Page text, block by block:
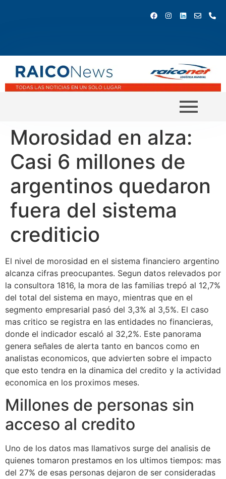
Morosidad en alza:
Casi 6 millones de
argentinos quedaron
fuera del sistema
crediticio
El nivel de morosidad en el sistema financiero argentino
alcanza cifras preocupantes. Segun datos relevados por
la consultora 1816, la mora de las familias trepó al 12,7%
del total del sistema en mayo, mientras que en el
segmento empresarial pasó del 3,3% al 3,5%. El caso
mas critico se registra en las entidades no financieras,
donde el indicador escaló al 32,2%. Este panorama
genera señales de alerta tanto en bancos como en
analistas economicos, que advierten sobre el impacto
que esto tendra en la dinamica del credito y la actividad
economica en los proximos meses.
Millones de personas sin
acceso al credito
Uno de los datos mas llamativos surge del analisis de
quienes tomaron prestamos en los ultimos tiempos: mas
del 27% de esas personas dejaron de ser consideradas